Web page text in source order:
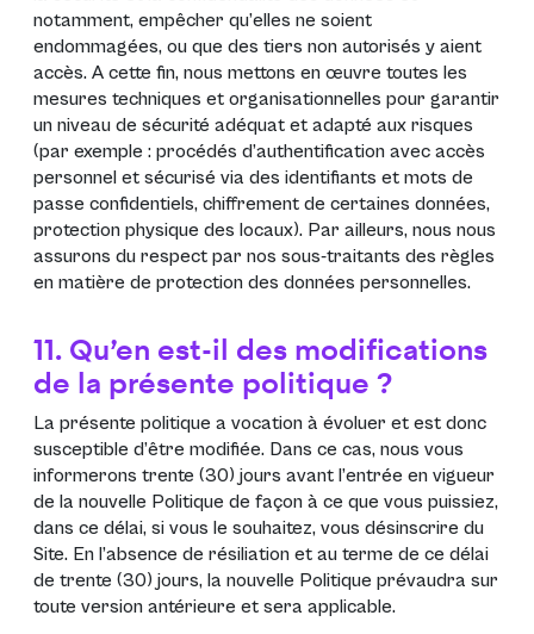
notamment, empêcher qu’elles ne soient
endommagées, ou que des tiers non autorisés y aient
accès. A cette fin, nous mettons en œuvre toutes les
mesures techniques et organisationnelles pour garantir
un niveau de sécurité adéquat et adapté aux risques
(par exemple : procédés d’authentification avec accès
personnel et sécurisé via des identifiants et mots de
passe confidentiels, chiffrement de certaines données,
protection physique des locaux). Par ailleurs, nous nous
assurons du respect par nos sous-traitants des règles
en matière de protection des données personnelles.
11. Qu’en est-il des modifications
de la présente politique ?
La présente politique a vocation à évoluer et est donc
susceptible d’être modifiée. Dans ce cas, nous vous
informerons trente (30) jours avant l’entrée en vigueur
de la nouvelle Politique de façon à ce que vous puissiez,
dans ce délai, si vous le souhaitez, vous désinscrire du
Site. En l’absence de résiliation et au terme de ce délai
de trente (30) jours, la nouvelle Politique prévaudra sur
toute version antérieure et sera applicable.